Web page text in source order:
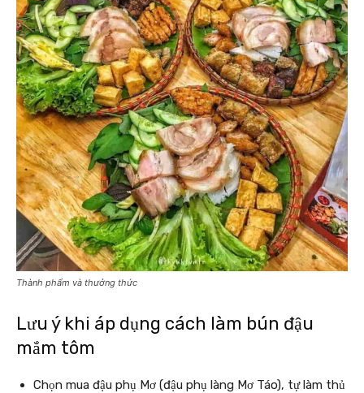
Thành phẩm và thưởng thức
Lưu ý khi áp dụng cách làm bún đậu
mắm tôm
Chọn mua đậu phụ Mơ (đậu phụ làng Mơ Táo), tự làm thủ